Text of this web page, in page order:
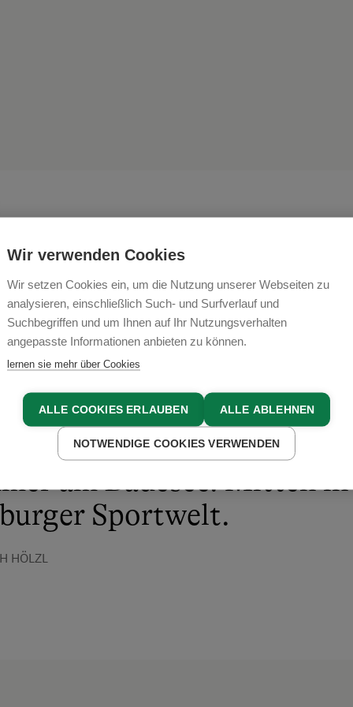
auf dem
mit Herz-
besonderes Erlebnis.
Bauernhof mit
Im Winter an der
am Badesee. Mitten
Sportwelt.
HÖLZL
Wir verwenden Cookies
Wir setzen Cookies ein, um die Nutzung unserer Webseiten zu
analysieren, einschließlich Such- und Surfverlauf und
Suchbegriffen und um Ihnen auf Ihr Nutzungsverhalten
angepasste Informationen anbieten zu können.
lernen sie mehr über Cookies
ALLE COOKIES ERLAUBEN ALLE ABLEHNEN
NOTWENDIGE COOKIES VERWENDEN